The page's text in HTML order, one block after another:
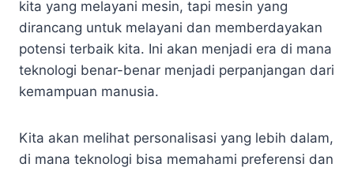
kita yang melayani mesin, tapi mesin yang
dirancang untuk melayani dan memberdayakan
potensi terbaik kita. Ini akan menjadi era di mana
teknologi benar-benar menjadi perpanjangan dari
kemampuan manusia.
Kita akan melihat personalisasi yang lebih dalam,
di mana teknologi bisa memahami preferensi dan